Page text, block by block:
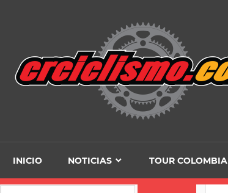
INICIO NOTICIAS TOUR COLOMBIA